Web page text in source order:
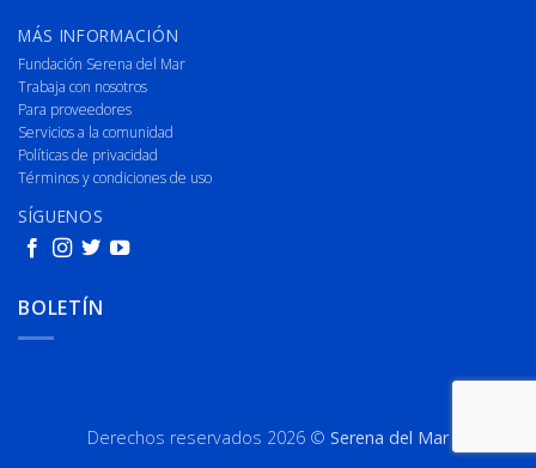
MÁS INFORMACIÓN
Fundación Serena del Mar
Trabaja con nosotros
Para proveedores
Servicios a la comunidad
Políticas de privacidad
Términos y condiciones de uso
SÍGUENOS
BOLETÍN
Derechos reservados 2026 © Serena del Mar